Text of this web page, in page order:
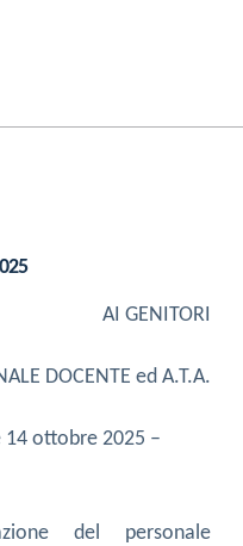
AI GENITORI
DOCENTE ed A.T.A.
14 ottobre 2025 –
del personale